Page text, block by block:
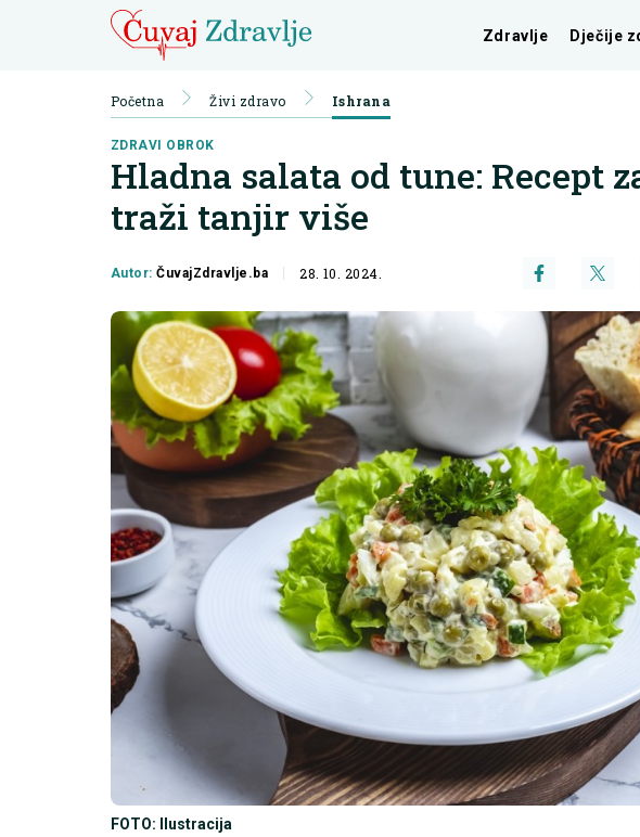
Zdravlje Dječije
Početna Živi zdravo Ishrana
ZDRAVI OBROK
Hladna salata od tune: Recept
traži tanjir više
Autor:ČuvajZdravlje.ba 28. 10. 2024.
FOTO: Ilustracija